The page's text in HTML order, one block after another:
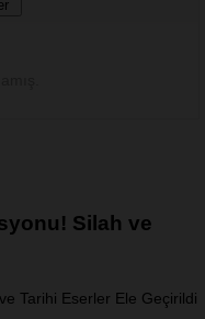
Silah ve
Tarihi Eserler Ele Geçirildi